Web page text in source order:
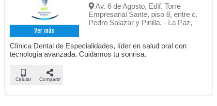
Ver más
Av. 6 de Agosto, Edif. Torre
Empresarial Sante, piso 8, entre c.
Pedro Salazar y Pinilla. - La Paz,
Clínica Dental de Especialidades, líder en salud oral con
tecnología avanzada. Cuidamos tu sonrisa.
Celular Compartir